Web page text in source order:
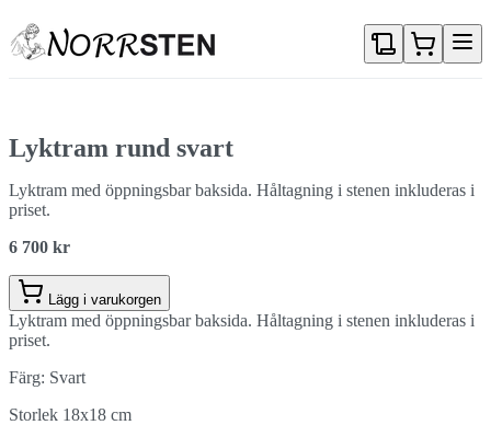
Lyktram rund svart
Lyktram med öppningsbar baksida. Håltagning i stenen inkluderas i
priset.
6 700 kr
Lägg i varukorgen
Lyktram med öppningsbar baksida. Håltagning i stenen inkluderas i
priset.
Färg: Svart
Storlek 18x18 cm